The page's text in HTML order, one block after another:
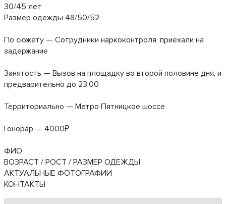
30/45 лет
Размер одежды 48/50/52
По сюжету — Сотрудники наркоконтроля, приехали на
задержание
Занятость — Вызов на площадку во второй половине дня, и
предварительно до 23:00
Территориально — Метро Пятницкое шоссе
Гонорар — 4000₽
ФИО
ВОЗРАСТ / РОСТ / РАЗМЕР ОДЕЖДЫ
АКТУАЛЬНЫЕ ФОТОГРАФИИ
КОНТАКТЫ